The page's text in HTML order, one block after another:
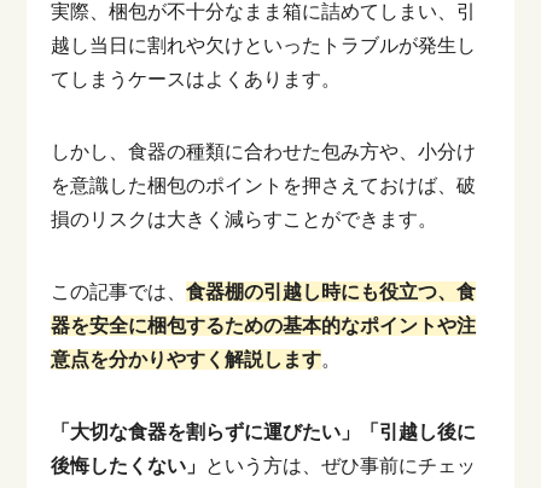
実際、梱包が不十分なまま箱に詰めてしまい、引
越し当日に割れや欠けといったトラブルが発生し
てしまうケースはよくあります。
しかし、食器の種類に合わせた包み方や、小分け
を意識した梱包のポイントを押さえておけば、破
損のリスクは大きく減らすことができます。
この記事では、食器棚の引越し時にも役立つ、食
器を安全に梱包するための基本的なポイントや注
意点を分かりやすく解説します。
「大切な食器を割らずに運びたい」「引越し後に
後悔したくない」 という方は、ぜひ事前にチェッ